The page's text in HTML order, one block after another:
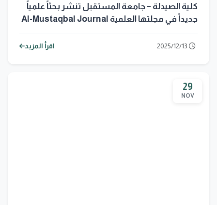
كلية الصيدلة – جامعة المستقبل تنشر بحثاً علمياً
جديداً في مجلتها العلمية Al-Mustaqbal Journal
اقرأ المزيد
29
NOV